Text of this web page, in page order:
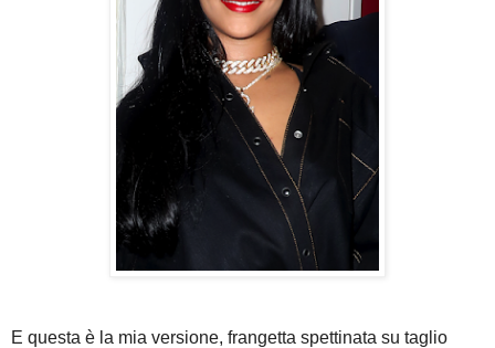
E questa è la mia versione, frangetta spettinata su taglio